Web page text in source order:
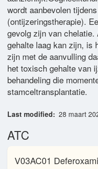
wordt aanbevolen
(ontijzeringstherapie).
gevolg zijn van
gehalte laag kan zijn, is
zijn met de aanvulling
het toxisch gehalte van
behandeling die
stamceltransplantatie.
Last modified 28 maart
ATC
V03AC01